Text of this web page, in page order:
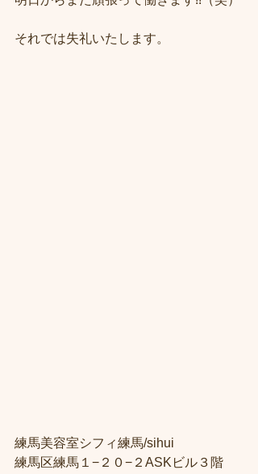
それでは失礼いたします。
練馬美容室シフィ練馬/sihui
練馬区練馬１−２０−２ASKビル３階